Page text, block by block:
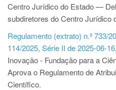
Centro Jurídico do Estado —
subdiretores do Centro Jurídico
Regulamento (extrato) n.º 733/
114/2025, Série II de 2025-06-16
Inovação - Fundação para a
Aprova o Regulamento de
Científico.